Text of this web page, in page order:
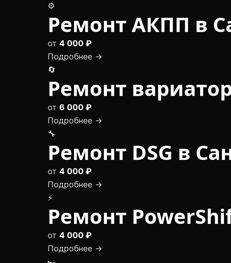
⚙️
Ремонт АКПП в
от 4 000 ₽
Подробнее →
🔄
Ремонт
от 6 000 ₽
Подробнее →
🔧
Ремонт DSG в
от 4 000 ₽
Подробнее →
⚡
Ремонт
от 4 000 ₽
Подробнее →